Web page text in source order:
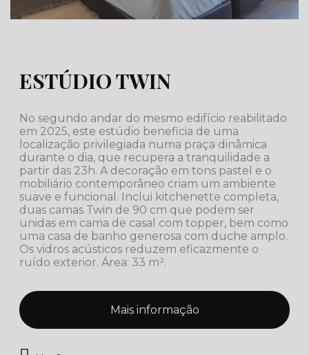
ESTÚDIO TWIN
No segundo andar do mesmo edifício reabilitado
em 2025, este estúdio beneficia de uma
localização privilegiada numa praça dinâmica
durante o dia, que recupera a tranquilidade a
partir das 23h. A decoração em tons pastel e o
mobiliário contemporâneo criam um ambiente
suave e funcional. Inclui kitchenette completa,
duas camas Twin de 90 cm que podem ser
unidas em cama de casal com topper, bem como
uma casa de banho generosa com duche amplo.
Os vidros acústicos reduzem eficazmente o
ruído exterior. Área: 33 m².
Mais informação